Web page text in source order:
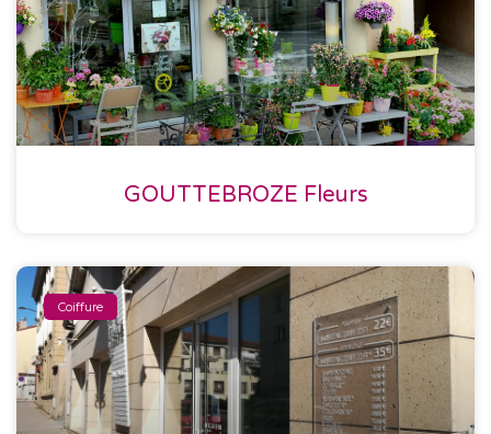
GOUTTEBROZE Fleurs
Coiffure